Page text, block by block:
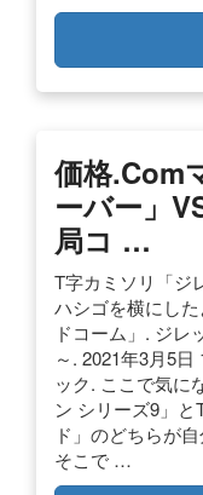
価格.com
ーバー」
局コ …
T字カミソリ「ジ
ハシゴを横にし
ドコーム」. ジレ
～. 2021年3月5
ック. ここで気に
ン シリーズ9」
ド」のどちらが
そこで …